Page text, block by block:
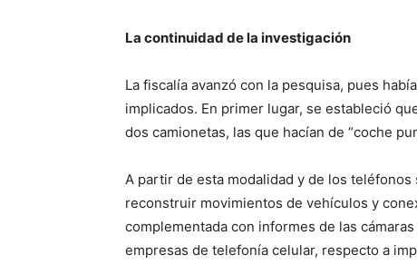
La continuidad de la investigación
La fiscalía avanzó con la pesquisa, pues
implicados. En primer lugar, se estableció
dos camionetas, las que hacían de “coche
A partir de esta modalidad y de los
reconstruir movimientos de vehículos y
complementada con informes de las
empresas de telefonía celular, respecto a